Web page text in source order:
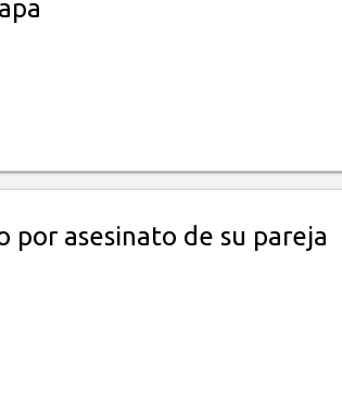
por asesinato de su pareja